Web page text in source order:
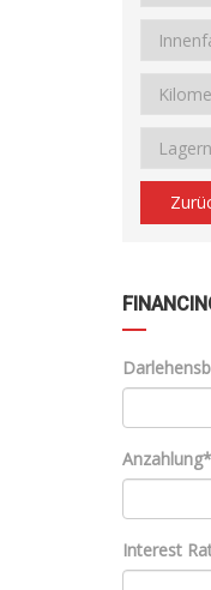
Anzahlung*
Interest